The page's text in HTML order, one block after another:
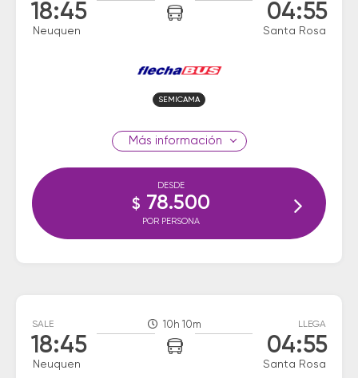
18:45
Neuquen
04:55
Santa Rosa
SEMICAMA
información
DESDE
$ 78.500
POR PERSONA
SALE
18:45
Neuquen
10h 10m LLEGA
04:55
Santa Rosa